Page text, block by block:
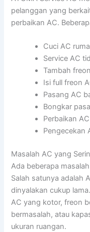
pelanggan yang
perbaikan AC.
Cuci AC
Service AC
Tambah
Isi full freon
Pasang AC
Bongkar
Perbaikan
Pengecekan
Masalah AC yang
Ada beberapa
Salah satunya adalah
dinyalakan cukup
AC yang kotor, freon
bermasalah, atau
ukuran ruangan.